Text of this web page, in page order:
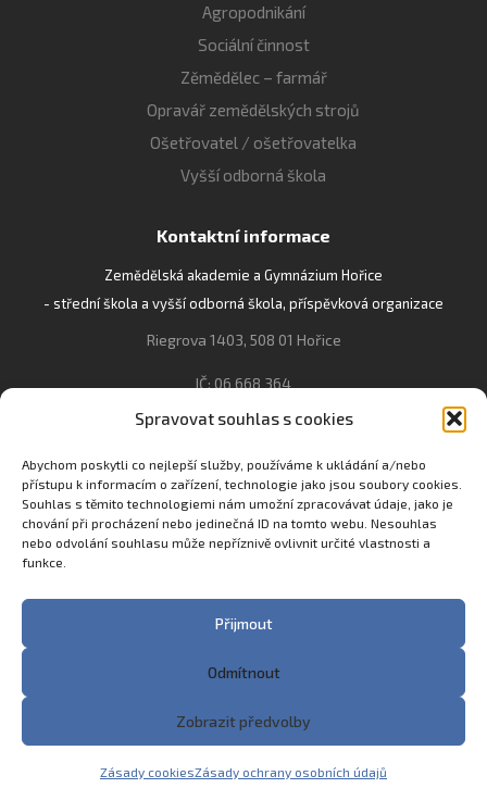
Spravovat souhlas s cookies
Abychom poskytli co nejlepší služby, používáme k ukládání a/nebo
přístupu k informacím o zařízení, technologie jako jsou soubory cookies.
Souhlas s těmito technologiemi nám umožní zpracovávat údaje, jako je
chování při procházení nebo jedinečná ID na tomto webu. Nesouhlas
nebo odvolání souhlasu může nepříznivě ovlivnit určité vlastnosti a
funkce.
Přijmout
Odmítnout
Zobrazit předvolby
Zásady cookiesZásady ochrany osobních údajů
Agropodnikání
Sociální činnost
Zěmědělec – farmář
Opravář zemědělských strojů
Ošetřovatel / ošetřovatelka
Vyšší odborná škola
Kontaktní informace
Zemědělská akademie a Gymnázium Hořice
- střední škola a vyšší odborná škola, příspěvková organizace
Riegrova 1403, 508 01 Hořice
IČ: 06 668 364
493 623 021, 493 623 022
info@gozhorice.cz
www.zaghorice.cz
Pověřenec pro ochranu osobních údajů:
Innovation One s.r.o. IČO: 04734807 Březenecká 4808 430 04
Filip Šikola +420 775 992 451 filip.sikola@innone.cz
Hořice
Made with♥in Trutnov byeStation.cz